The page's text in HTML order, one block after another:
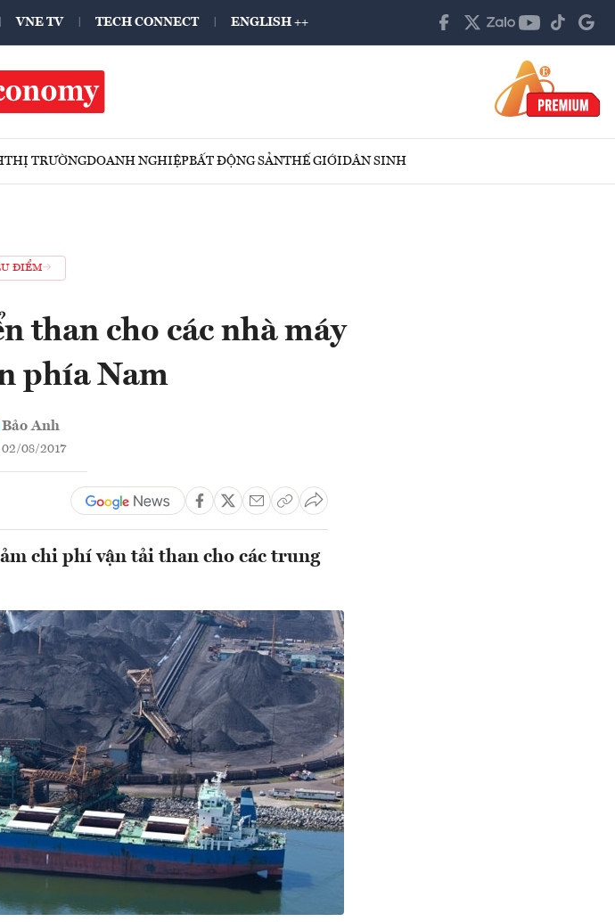
VNE TV TECH CONNECT ENGLISH ++
THỊ TRƯỜNGDOANH NGHIỆPBẤT ĐỘNG SẢNTHẾ GIỚIDÂN SINH
ĐIỂM
than cho các nhà máy
phía Nam
Bảo Anh
02/08/2017
chi phí vận tải than cho các trung